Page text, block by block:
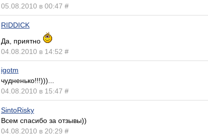
05.08.2010 в 00:47 #
RIDDICK
Да, приятно
04.08.2010 в 14:52 #
igotm
чудненько!!!)))...
04.08.2010 в 15:47 #
SintoRisky
Всем спасибо за отзывы))
04.08.2010 в 20:29 #